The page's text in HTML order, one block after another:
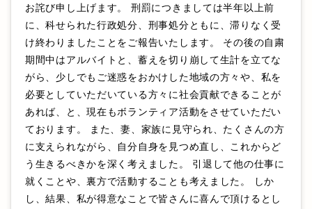
お詫び申し上げます。 刑罰につきましては半年以上前
に、科せられた行政処分、刑事処分ともに、滞りなく受
け終わりましたことをご報告いたします。 その後の自粛
期間中はアルバイトと、蓄えを切り崩して生計を立てな
がら、少しでもご迷惑をおかけした地域の方々や、私を
必要としていただいている方々に社会貢献できることが
あれば、と、現在もボランティア活動をさせていただい
ております。 また、妻、家族に見守られ、たくさんの方
に支えられながら、自分自身を見つめ直し、これからど
う生きるべきかを深く考えました。 引退して他の仕事に
就くことや、裏方で活動することも考えました。 しか
し、結果、私が得意なことで皆さんに喜んで頂けるとし